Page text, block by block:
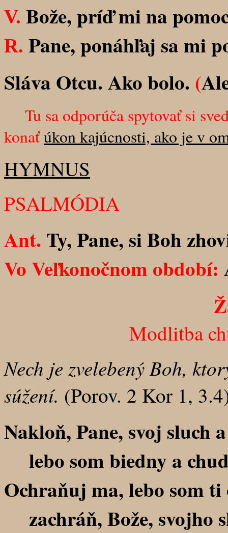
V. Bože, príď mi na
R. Pane, ponáhľaj sa mi
Sláva Otcu. Ako bolo. (
Tu sa odporúča spytovať si
konaťúkon kajúcnosti, ako je v
HYMNUS
PSALMÓDIA
Ant. Ty, Pane, si Boh
Vo Veľkonočnom období:
Modlitba
Nech je zvelebený Boh,
súžení. (Porov. 2 Kor 1,
Nakloň, Pane, svoj sluch
lebo som biedny a
Ochraňuj ma, lebo som
zachráň, Bože, svojho